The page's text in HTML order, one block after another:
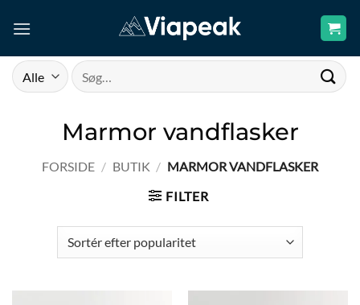
Søg
efter:
Marmor vandflasker
FORSIDE / BUTIK / MARMOR VANDFLASKER
FILTER